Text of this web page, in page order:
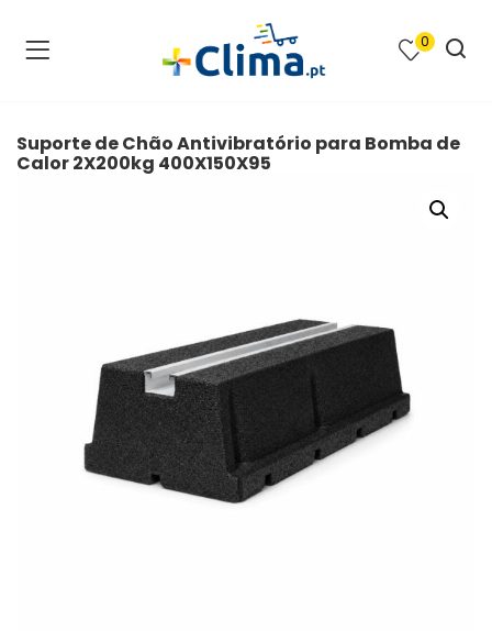
e Barbecues )
0
Suporte de Chão Antivibratório para Bomba de
Calor 2X200kg 400X150X95